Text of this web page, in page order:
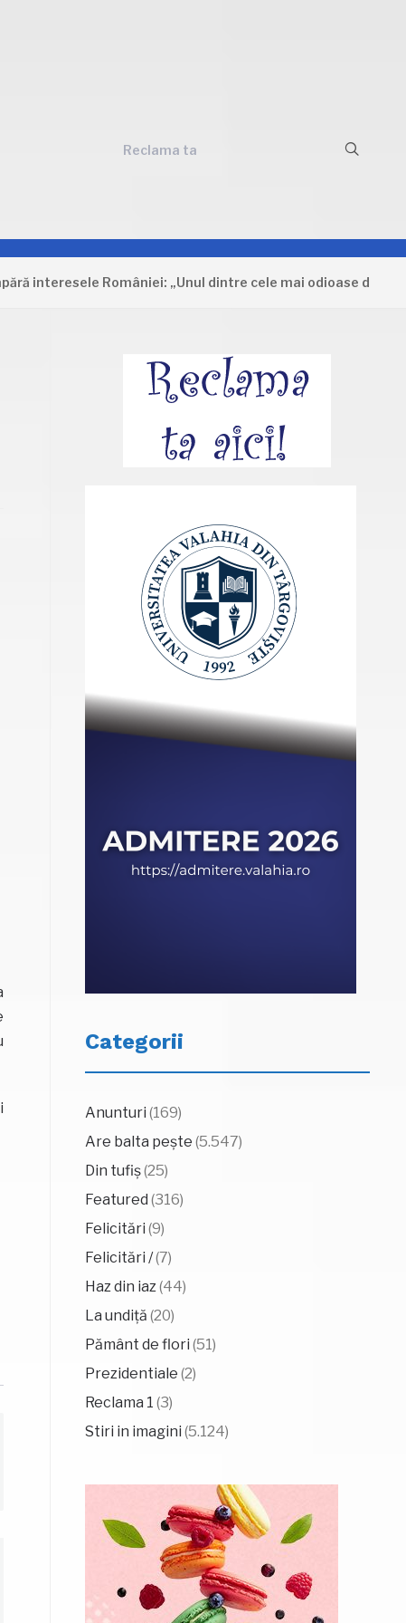
Reclama ta
României: „Unul dintre cele mai odioase documente
Categorii
Anunturi (169)
Are balta pește (5.547)
Din tufiș(25)
Featured (316)
Felicitări (9)
Felicitări /(7)
Haz din iaz(44)
La undiță (20)
Pământ de flori (51)
Prezidentiale (2)
Reclama 1 (3)
Stiri in imagini (5.124)